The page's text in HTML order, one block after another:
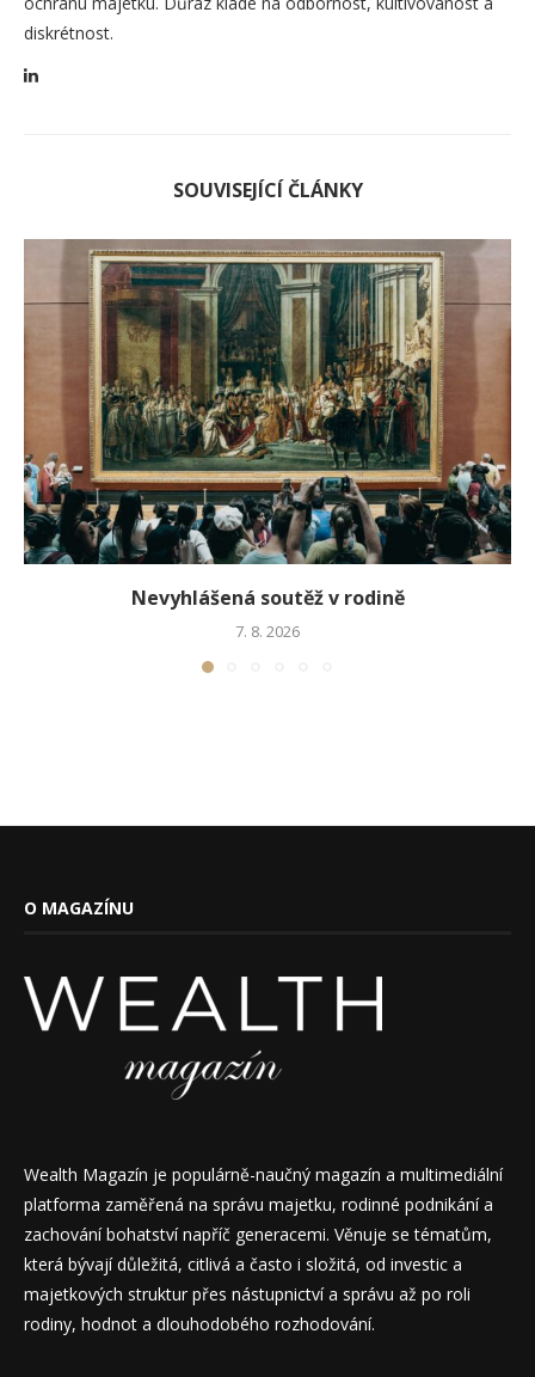
diskrétnost.
SOUVISEJÍCÍ ČLÁNKY
Nevyhlášená soutěž v rodině
7. 8. 2026
O MAGAZÍNU
Wealth Magazín je populárně-naučný magazín a multimediální
platforma zaměřená na správu majetku, rodinné podnikání a
zachování bohatství napříč generacemi. Věnuje se tématům,
která bývají důležitá, citlivá a často i složitá, od investic a
majetkových struktur přes nástupnictví a správu až po roli
rodiny, hodnot a dlouhodobého rozhodování.